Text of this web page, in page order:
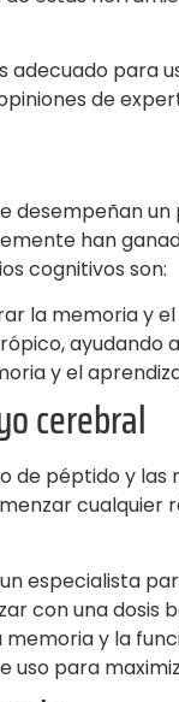
adecuado para
de
han
cognitivos son:
la memoria y el
y el
cerebral
de péptido y
especialista
con una dosis
y la
uso para